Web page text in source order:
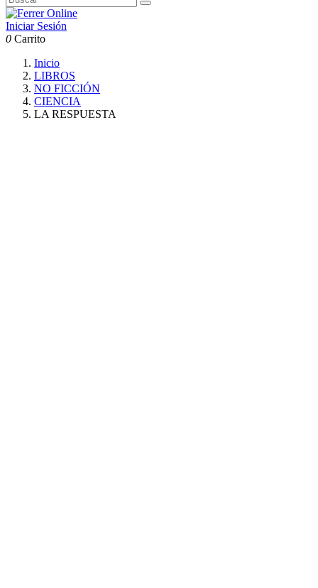
Iniciar Sesión
0 Carrito
Inicio
LIBROS
NO FICCIÓN
CIENCIA
LA RESPUESTA